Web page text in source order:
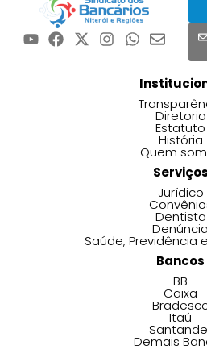
Diretoria
Estatuto
História
Quem
Serviços
Jurídico
Dentista
Denúncia
Saúde, Previdência
Bancos
BB
Caixa
Itaú
Demais